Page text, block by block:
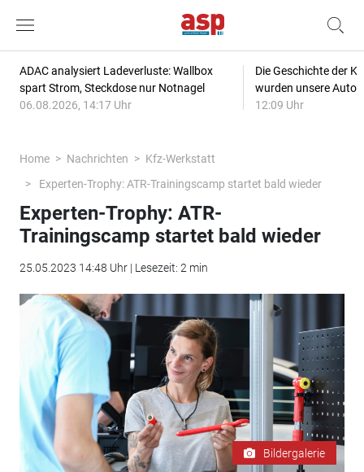
ADAC analysiert Ladeverluste: Wallbox
spart Strom, Steckdose nur Notnagel
06.08.2026, 14:17 Uhr
Die Geschichte der
wurden unsere
12:09 Uhr
Home Nachrichten
Kfz-Werkstatt
Experten-Trophy: ATR-Trainingscamp startet bald wieder
Experten-Trophy: ATR-
Trainingscamp startet bald wieder
25.05.2023 14:48 Uhr | Lesezeit: 2 min
Bildergalerie